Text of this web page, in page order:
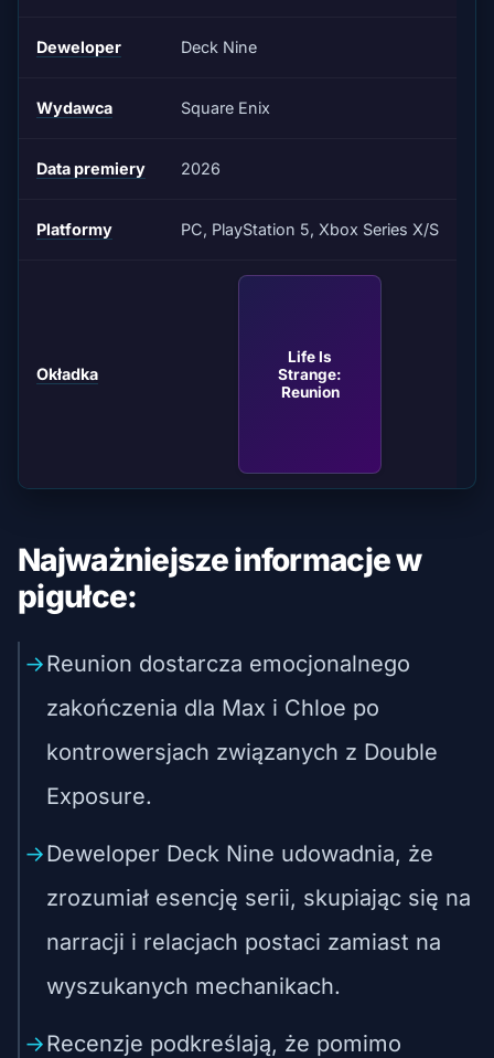
Deweloper Deck Nine
Wydawca Square Enix
Data premiery 2026
Platformy PC, PlayStation 5, Xbox Series X/S
Okładka
Life Is
Strange:
Reunion
Najważniejsze informacje w
pigułce:
Reunion dostarcza emocjonalnego
zakończenia dla Max i Chloe po
kontrowersjach związanych z Double
Exposure.
Deweloper Deck Nine udowadnia, że
zrozumiał esencję serii, skupiając się na
narracji i relacjach postaci zamiast na
wyszukanych mechanikach.
Recenzje podkreślają, że pomimo